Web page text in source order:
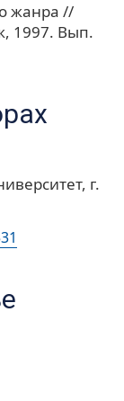
жанра //
1997. Вып.
г.